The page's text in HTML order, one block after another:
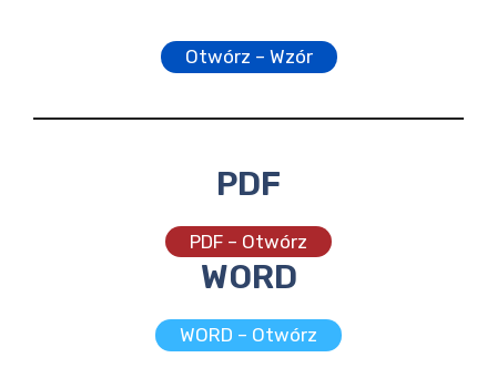
Otwórz – Wzór
PDF
PDF – Otwórz
WORD
WORD – Otwórz